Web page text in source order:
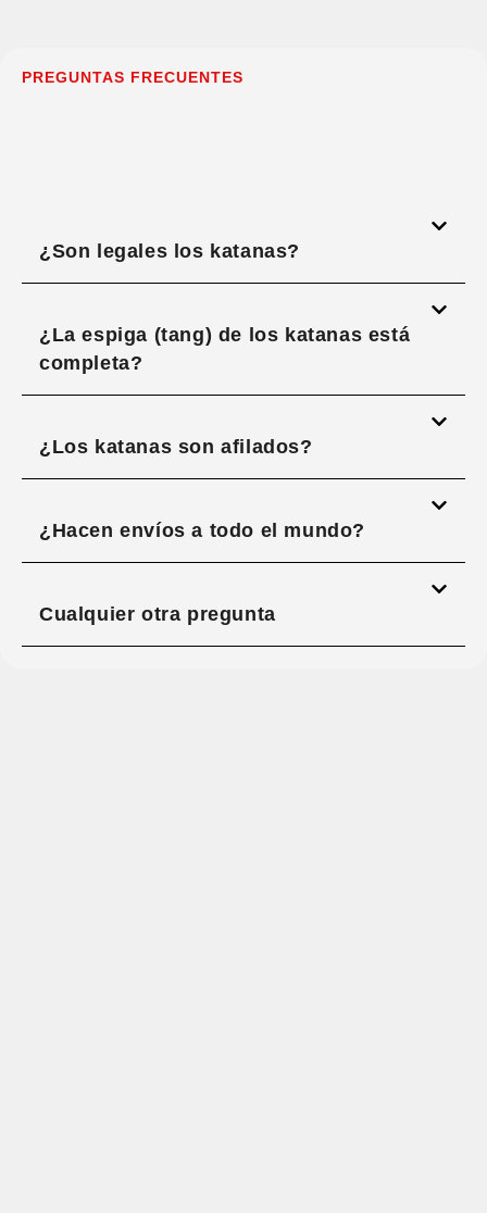
PREGUNTAS FRECUENTES
¿Son legales los katanas?
¿La espiga (tang) de los katanas está
completa?
¿Los katanas son afilados?
¿Hacen envíos a todo el mundo?
Cualquier otra pregunta